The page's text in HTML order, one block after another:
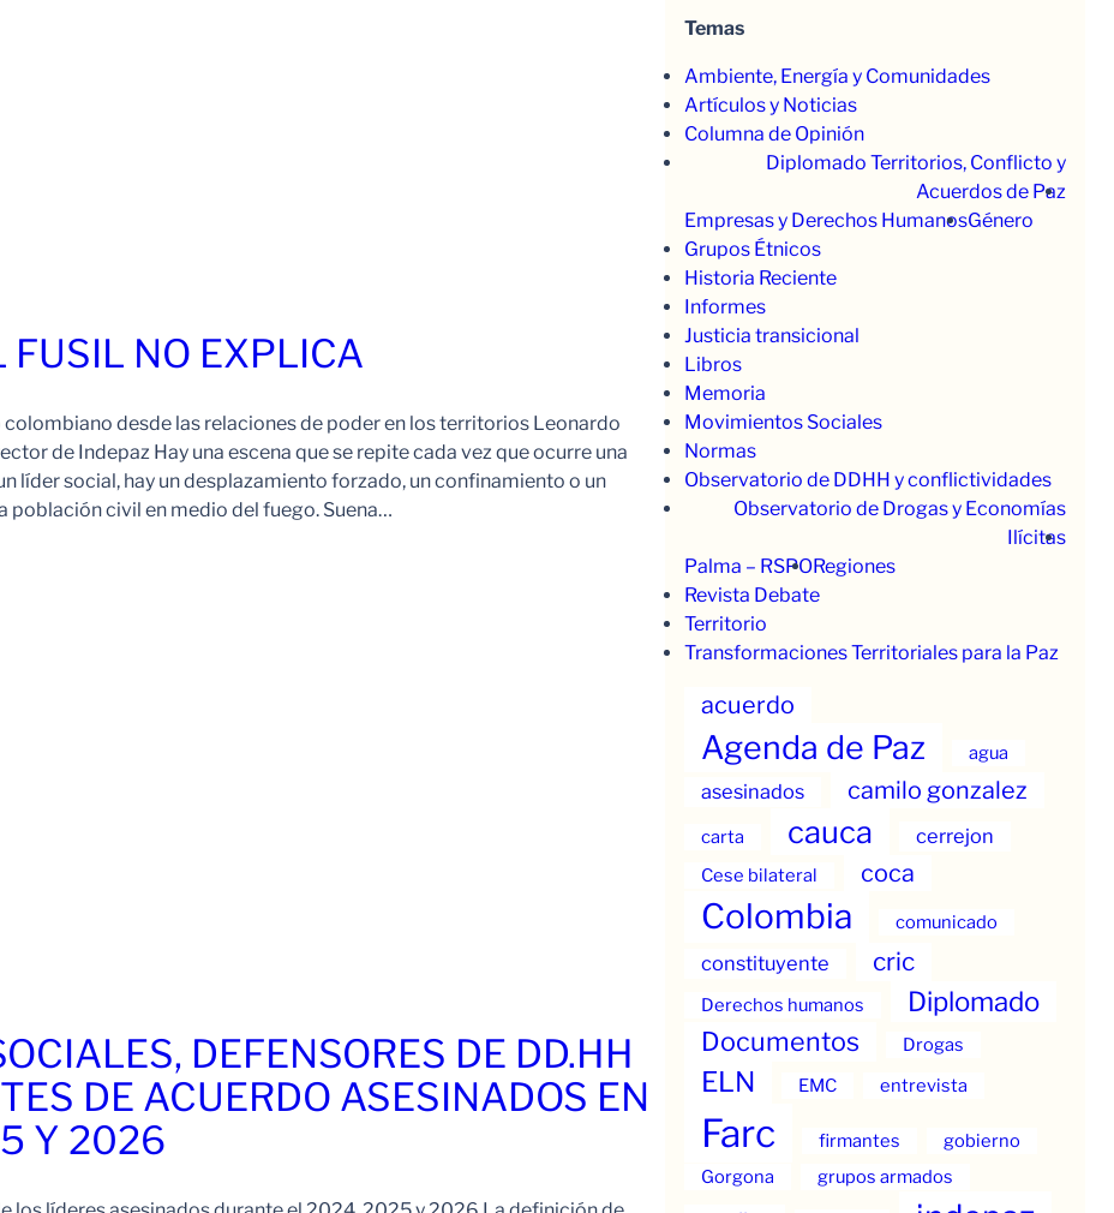
FUSIL NO EXPLICA
desde las relaciones de poder en los territorios Leonardo
de Indepaz Hay una escena que se repite cada vez que ocurre una
líder social, hay un desplazamiento forzado, un confinamiento o un
población civil en medio del fuego. Suena…
DEFENSORES DE DD.HH
DE ACUERDO ASESINADOS EN
Y 2026
Temas
Ambiente, Energía y Comunidades
Artículos y Noticias
Columna de Opinión
Diplomado Territorios, Conflicto y
Acuerdos de Paz
Empresas y Derechos HumanosGénero
Grupos Étnicos
Historia Reciente
Informes
Justicia transicional
Libros
Memoria
Movimientos Sociales
Normas
Observatorio de DDHH y conflictividades
Observatorio de Drogas y Economías
Ilícitas
Palma – RSPORegiones
Revista Debate
Territorio
Transformaciones Territoriales para la Paz
acuerdo
Agenda de Paz agua
asesinados camilo gonzalez
carta cauca cerrejon
Cese bilateral coca
Colombia comunicado
constituyente cric
Derechos humanos Diplomado
Documentos Drogas
ELN EMC entrevista
Farc firmantes
gobierno
Gorgona
grupos armados